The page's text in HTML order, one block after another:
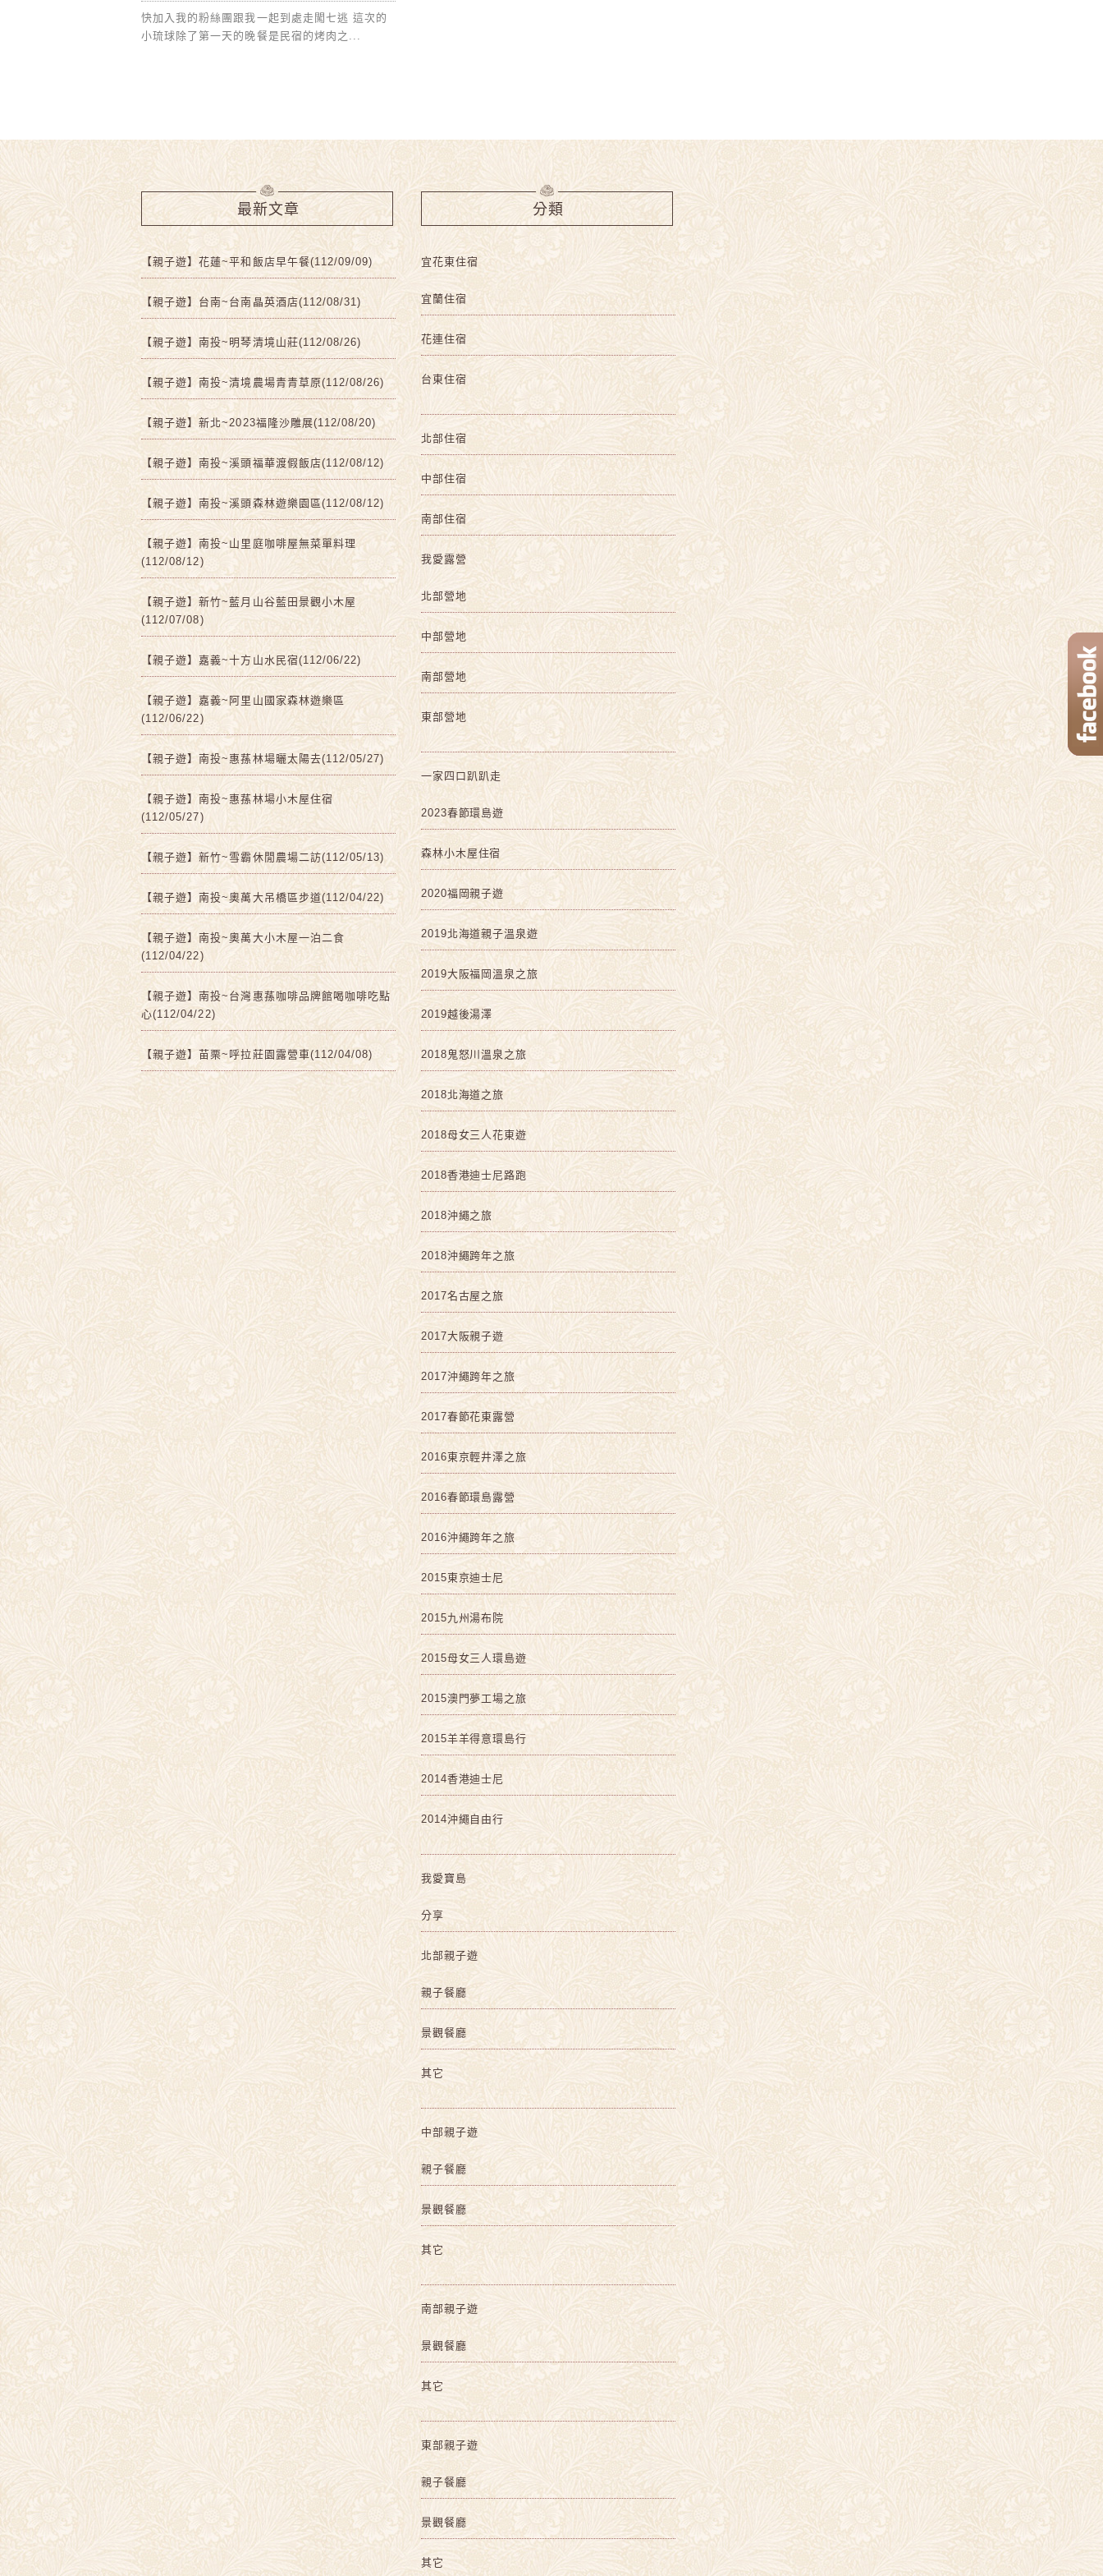
快加入我的粉絲團跟我一起到處走闖七逃 這次的
小琉球除了第一天的晚餐是民宿的烤肉之...
最新文章
【親子遊】花蓮~平和飯店早午餐(112/09/09)
【親子遊】台南~台南晶英酒店(112/08/31)
【親子遊】南投~明琴清境山莊(112/08/26)
【親子遊】南投~清境農場青青草原(112/08/26)
【親子遊】新北~2023福隆沙雕展(112/08/20)
【親子遊】南投~溪頭福華渡假飯店(112/08/12)
【親子遊】南投~溪頭森林遊樂園區(112/08/12)
【親子遊】南投~山里庭咖啡屋無菜單料理
(112/08/12)
【親子遊】新竹~藍月山谷藍田景觀小木屋
(112/07/08)
【親子遊】嘉義~十方山水民宿(112/06/22)
【親子遊】嘉義~阿里山國家森林遊樂區
(112/06/22)
【親子遊】南投~惠蓀林場曬太陽去(112/05/27)
【親子遊】南投~惠蓀林場小木屋住宿
(112/05/27)
【親子遊】新竹~雪霸休閒農場二訪(112/05/13)
【親子遊】南投~奧萬大吊橋區步道(112/04/22)
【親子遊】南投~奧萬大小木屋一泊二食
(112/04/22)
【親子遊】南投~台灣惠蓀咖啡品牌館喝咖啡吃點
心(112/04/22)
【親子遊】苗栗~呼拉莊園露營車(112/04/08)
分類
宜花東住宿
宜蘭住宿
花連住宿
台東住宿
北部住宿
中部住宿
南部住宿
我愛露營
北部營地
中部營地
南部營地
東部營地
一家四口趴趴走
2023春節環島遊
森林小木屋住宿
2020福岡親子遊
2019北海道親子溫泉遊
2019大阪福岡溫泉之旅
2019越後湯澤
2018鬼怒川溫泉之旅
2018北海道之旅
2018母女三人花東遊
2018香港迪士尼路跑
2018沖繩之旅
2018沖繩跨年之旅
2017名古屋之旅
2017大阪親子遊
2017沖繩跨年之旅
2017春節花東露營
2016東京輕井澤之旅
2016春節環島露營
2016沖繩跨年之旅
2015東京迪士尼
2015九州湯布院
2015母女三人環島遊
2015澳門夢工場之旅
2015羊羊得意環島行
2014香港迪士尼
2014沖繩自由行
我愛寶島
分享
北部親子遊
親子餐廳
景觀餐廳
其它
中部親子遊
親子餐廳
景觀餐廳
其它
南部親子遊
景觀餐廳
其它
東部親子遊
親子餐廳
景觀餐廳
其它